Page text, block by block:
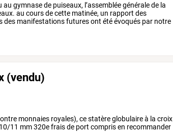
au gymnasede puiseaux, l’assembléegénéralede la
au coursdecette matinée, un rapport des
des manifestationsfuturesont étéévoqués par notre
(vendu)
monnaies royales), ce statère globulaire à la croix
11 mm 320e frais de port compris en recommander